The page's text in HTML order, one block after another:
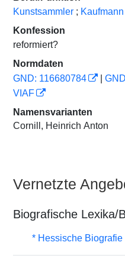
Kunstsammler ; Kaufmann
Konfession
reformiert?
Normdaten
GND: 116680784
VIAF
Namensvarianten
Cornill, Heinrich Anton
Vernetzte
Biografische Lexika/
* Hessische Biografie